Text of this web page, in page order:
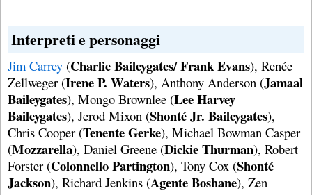
Interpreti e personaggi
Jim Carrey (Charlie Baileygates/ Frank Evans), Renée
Zellweger (Irene P. Waters), Anthony Anderson (Jamaal
Baileygates), Mongo Brownlee (Lee Harvey
Baileygates), Jerod Mixon (Shonté Jr. Baileygates),
Chris Cooper (Tenente Gerke), Michael Bowman Casper
(Mozzarella), Daniel Greene (Dickie Thurman), Robert
Forster (Colonnello Partington), Tony Cox (Shonté
Jackson), Richard Jenkins (Agente Boshane), Zen